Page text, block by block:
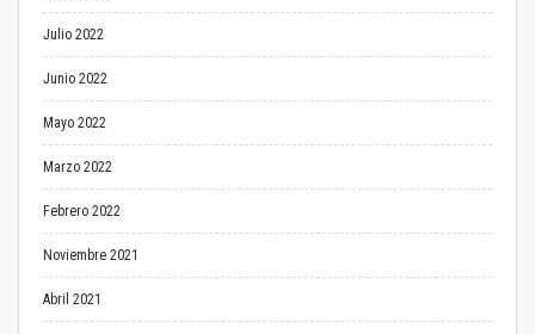
Julio 2022
Junio 2022
Mayo 2022
Marzo 2022
Febrero 2022
Noviembre 2021
Abril 2021